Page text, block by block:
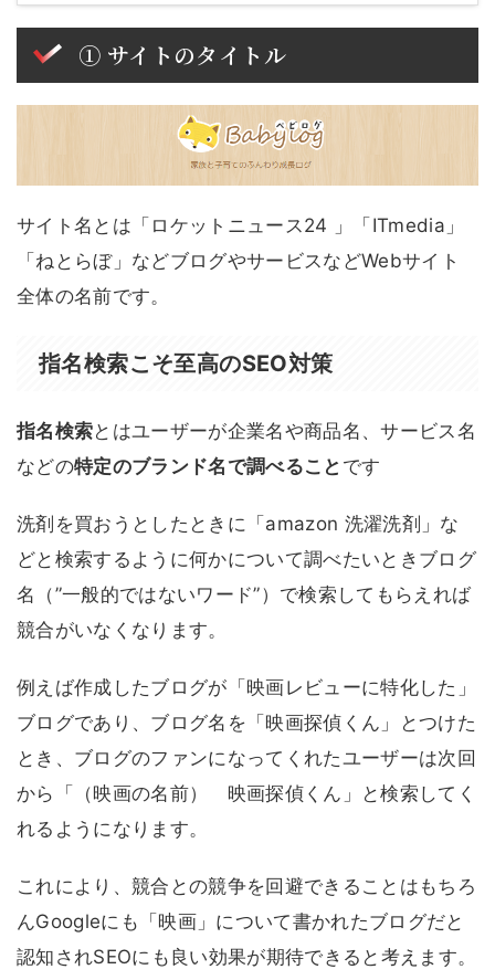
① サイトのタイトル
サイト名とは「ロケットニュース24 」「ITmedia」
「ねとらぼ」などブログやサービスなどWebサイト
全体の名前です。
指名検索こそ至高のSEO対策
指名検索とはユーザーが企業名や商品名、サービス名
などの特定のブランド名で調べること です
洗剤を買おうとしたときに「amazon 洗濯洗剤」な
どと検索するように何かについて調べたいときブログ
名（”一般的ではないワード”）で検索してもらえれば
競合がいなくなります。
例えば作成したブログが「映画レビューに特化した」
ブログであり、ブログ名を「映画探偵くん」とつけた
とき、ブログのファンになってくれたユーザーは次回
から「（映画の名前） 映画探偵くん」と検索してく
れるようになります。
これにより、競合との競争を回避できることはもちろ
んGoogleにも「映画」について書かれたブログだと
認知されSEOにも良い効果が期待できると考えます。